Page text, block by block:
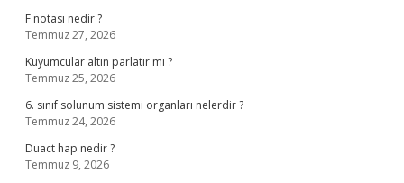
F notası nedir ?
Temmuz 27, 2026
Kuyumcular altın parlatır mı ?
Temmuz 25, 2026
6. sınıf solunum sistemi organları nelerdir ?
Temmuz 24, 2026
Duact hap nedir ?
Temmuz 9, 2026